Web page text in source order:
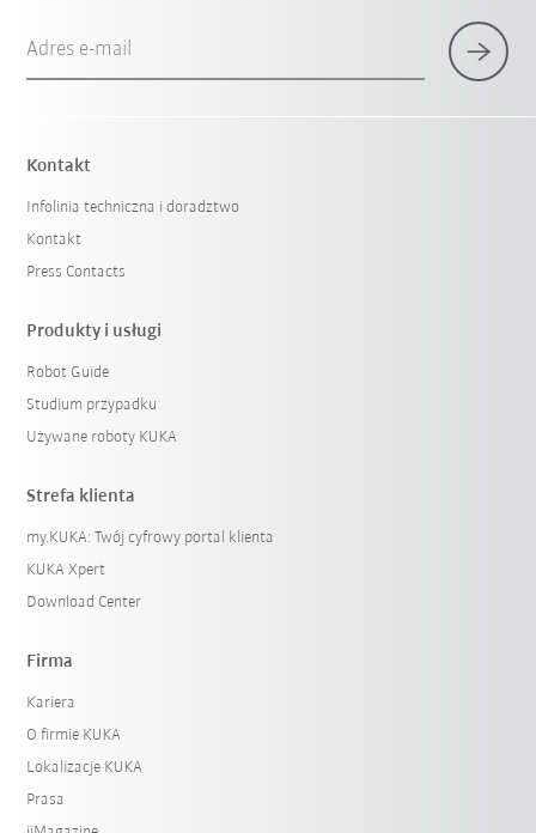
Adres e-mail
Kontakt
Infolinia techniczna i doradztwo
Kontakt
Press Contacts
Produkty i usługi
Robot Guide
Studium przypadku
Używane roboty KUKA
Strefa klienta
my.KUKA: Twój cyfrowy portal klienta
KUKA Xpert
Download Center
Firma
Kariera
O firmie KUKA
Lokalizacje KUKA
Prasa